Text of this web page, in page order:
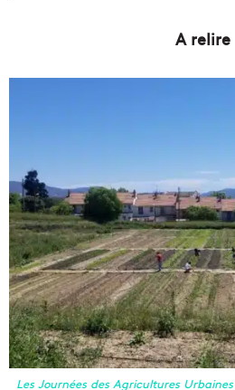
A relire
Les Journées des Agricultures